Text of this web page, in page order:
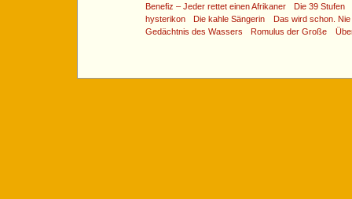
Benefiz – Jeder rettet einen Afrikaner
Die 39 Stufen
hysterikon
Die kahle Sängerin
Das wird schon.
Gedächtnis des Wassers
Romulus der Große